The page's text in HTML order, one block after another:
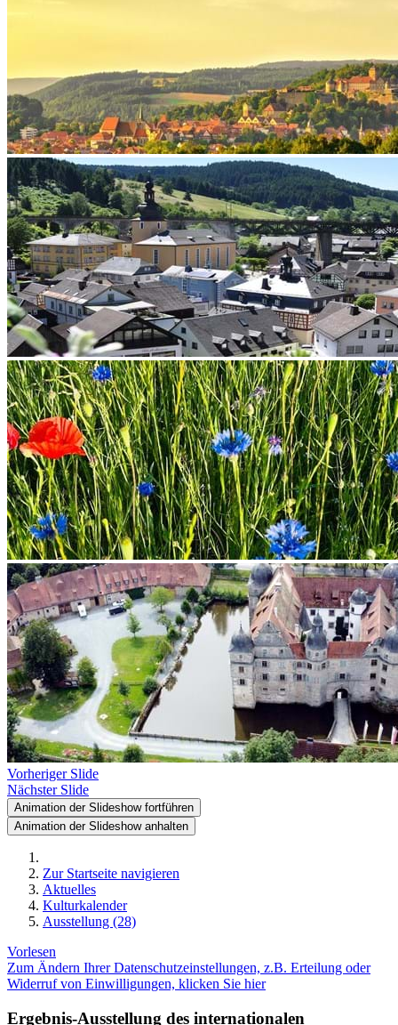
Vorheriger Slide
Nächster Slide
Animation der Slideshow fortführen
Animation der Slideshow anhalten
Zur Startseite navigieren
Aktuelles
Kulturkalender
Ausstellung (28)
Vorlesen
Zum Ändern Ihrer Datenschutzeinstellungen, z.B. Erteilung oder
Widerruf von Einwilligungen, klicken Sie hier
Ergebnis-Ausstellung des internationalen